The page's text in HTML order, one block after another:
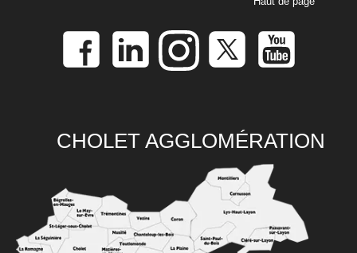
CHOLET AGGLOMÉRATION